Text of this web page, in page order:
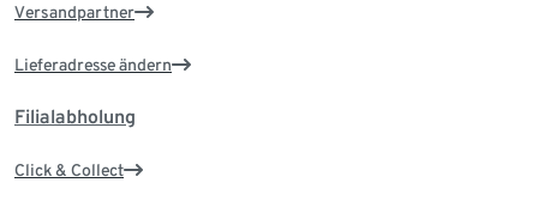
Versandpartner
Lieferadresse ändern
Filialabholung
Click & Collect